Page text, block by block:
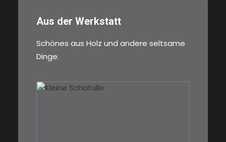
Aus der Werkstatt
Schönes aus Holz und andere seltsame
Dinge.